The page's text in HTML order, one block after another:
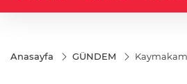
Anasayfa GÜNDEM